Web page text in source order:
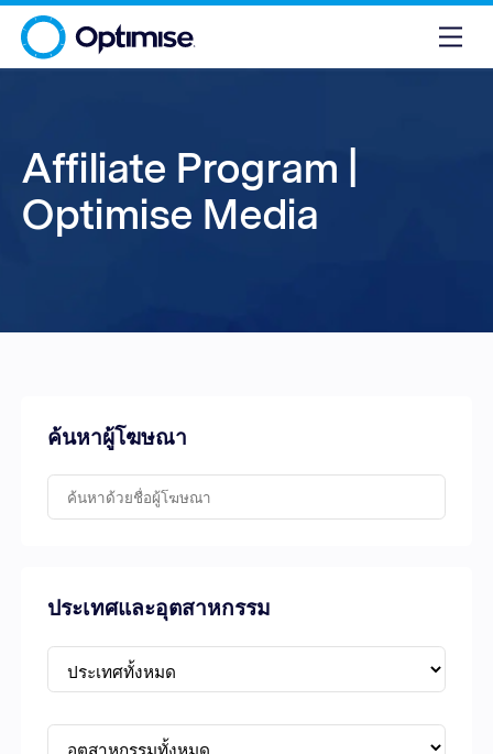
Affiliate Program |
Optimise Media
ค้นหาผู้โฆษณา
ประเทศและอุตสาหกรรม